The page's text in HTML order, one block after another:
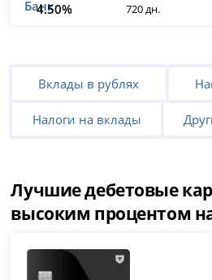
4.50% 720 дн.
Вклады в рублях
Налоги на вклады
Лучшие дебетовые
высоким процентом